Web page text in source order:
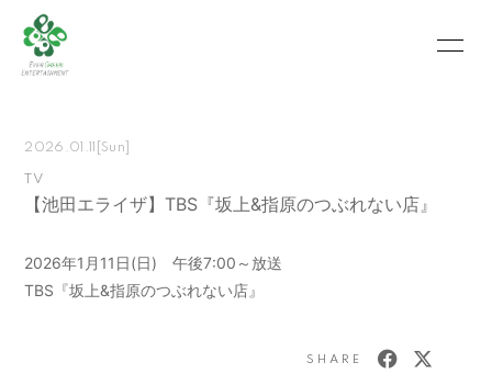
SCHEDULE
VIDEO PHOTO
MOVIE BLOG
2026.01.11 [Sun]
TV
【池田エライザ】TBS『坂上&指原のつぶれない店』
2026年1月11日(日) 午後7:00～放送
TBS『坂上&指原のつぶれない店』
SHARE